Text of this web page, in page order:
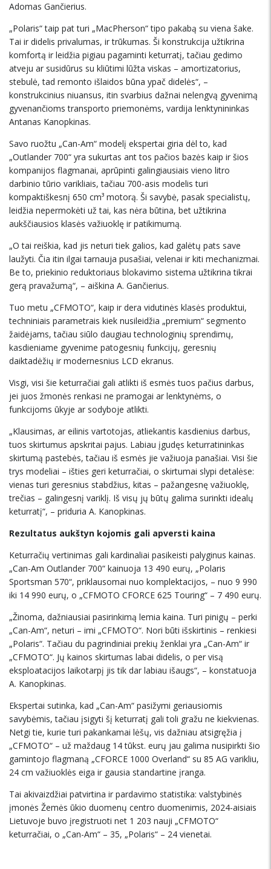
Adomas Gančierius.
„Polaris“ taip pat turi „MacPherson“ tipo pakabą su viena šake.
Tai ir didelis privalumas, ir trūkumas. Ši konstrukcija užtikrina
komfortą ir leidžia pigiau pagaminti keturratį, tačiau gedimo
atveju ar susidūrus su kliūtimi lūžta viskas – amortizatorius,
stebulė, tad remonto išlaidos būna ypač didelės“, –
konstrukcinius niuansus, itin svarbius dažnai nelengvą gyvenimą
gyvenančioms transporto priemonėms, vardija lenktynininkas
Antanas Kanopkinas.
Savo ruožtu „Can-Am“ modelį ekspertai giria dėl to, kad
„Outlander 700“ yra sukurtas ant tos pačios bazės kaip ir šios
kompanijos flagmanai, aprūpinti galingiausiais vieno litro
darbinio tūrio varikliais, tačiau 700-asis modelis turi
kompaktiškesnį 650 cm³ motorą. Ši savybė, pasak specialistų,
leidžia nepermokėti už tai, kas nėra būtina, bet užtikrina
aukščiausios klasės važiuoklę ir patikimumą.
„O tai reiškia, kad jis neturi tiek galios, kad galėtų pats save
laužyti. Čia itin ilgai tarnauja pusašiai, velenai ir kiti mechanizmai.
Be to, priekinio reduktoriaus blokavimo sistema užtikrina tikrai
gerą pravažumą“, – aiškina A. Gančierius.
Tuo metu „CFMOTO“, kaip ir dera vidutinės klasės produktui,
techniniais parametrais kiek nusileidžia „premium“ segmento
žaidėjams, tačiau siūlo daugiau technologinių sprendimų,
kasdieniame gyvenime patogesnių funkcijų, geresnių
daiktadėžių ir modernesnius LCD ekranus.
Visgi, visi šie keturračiai gali atlikti iš esmės tuos pačius darbus,
jei juos žmonės renkasi ne pramogai ar lenktynėms, o
funkcijoms ūkyje ar sodyboje atlikti.
„Klausimas, ar eilinis vartotojas, atliekantis kasdienius darbus,
tuos skirtumus apskritai pajus. Labiau įgudęs keturratininkas
skirtumą pastebės, tačiau iš esmės jie važiuoja panašiai. Visi šie
trys modeliai – išties geri keturračiai, o skirtumai slypi detalėse:
vienas turi geresnius stabdžius, kitas – pažangesnę važiuoklę,
trečias – galingesnį variklį. Iš visų jų būtų galima surinkti idealų
keturratį“, – priduria A. Kanopkinas.
Rezultatus aukštyn kojomis gali apversti kaina
Keturračių vertinimas gali kardinaliai pasikeisti palyginus kainas.
„Can-Am Outlander 700“ kainuoja 13 490 eurų, „Polaris
Sportsman 570“, priklausomai nuo komplektacijos, – nuo 9 990
iki 14 990 eurų, o „CFMOTO CFORCE 625 Touring“ – 7 490 eurų.
„Žinoma, dažniausiai pasirinkimą lemia kaina. Turi pinigų – perki
„Can-Am“, neturi – imi „CFMOTO“. Nori būti išskirtinis – renkiesi
„Polaris“. Tačiau du pagrindiniai prekių ženklai yra „Can-Am“ ir
„CFMOTO“. Jų kainos skirtumas labai didelis, o per visą
eksploatacijos laikotarpį jis tik dar labiau išaugs“, – konstatuoja
A. Kanopkinas.
Ekspertai sutinka, kad „Can-Am“ pasižymi geriausiomis
savybėmis, tačiau įsigyti šį keturratį gali toli gražu ne kiekvienas.
Netgi tie, kurie turi pakankamai lėšų, vis dažniau atsigręžia į
„CFMOTO“ – už maždaug 14 tūkst. eurų jau galima nusipirkti šio
gamintojo flagmaną „CFORCE 1000 Overland“ su 85 AG varikliu,
24 cm važiuoklės eiga ir gausia standartine įranga.
Tai akivaizdžiai patvirtina ir pardavimo statistika: valstybinės
įmonės Žemės ūkio duomenų centro duomenimis, 2024-aisiais
Lietuvoje buvo įregistruoti net 1 203 nauji „CFMOTO“
keturračiai, o „Can-Am“ – 35, „Polaris“ – 24 vienetai.